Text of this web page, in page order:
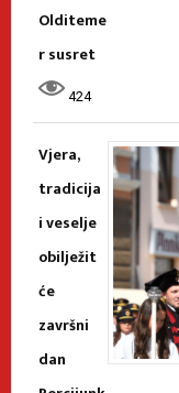
Olditeme
r susret
424
Vjera,
tradicija
i veselje
obilježit
će
završni
dan